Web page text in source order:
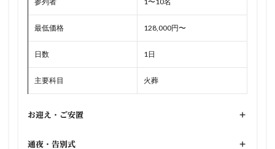
最低価格 128,000円〜
日数 1日
主要科目 火葬
お迎え・ご安置 +
通夜・告別式 +